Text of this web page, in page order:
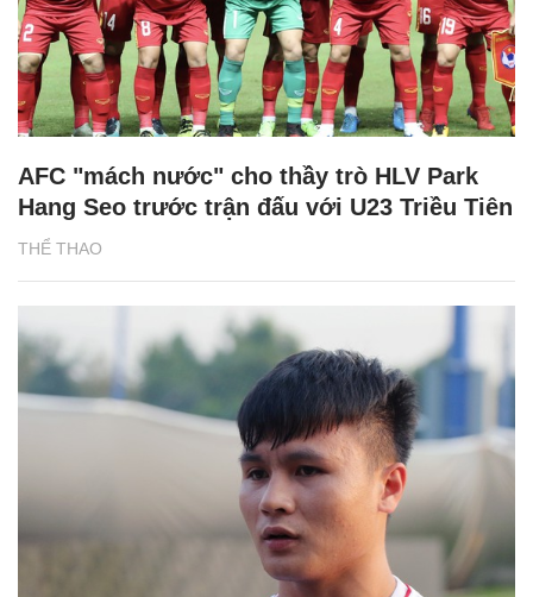
THỂ THAO
AFC "mách nước" cho thầy trò HLV Park
Hang Seo trước trận đấu với U23 Triều Tiên